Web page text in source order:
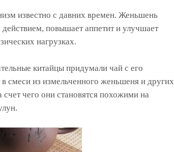
известно с давних времен. Женьшень
повышает аппетит и улучшает
нагрузках.
китайцы придумали чай с его
смеси из измельченного женьшеня и других
чего они становятся похожими на